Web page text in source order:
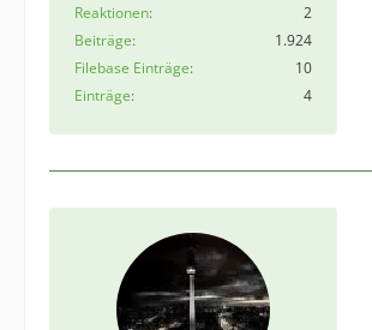
Reaktionen
2
Beiträge
1.924
Filebase Einträge
10
Einträge
4